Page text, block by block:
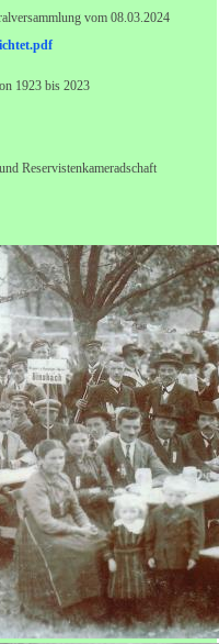
vom 08.03.2024
1923 bis 2023
Reservistenkameradschaft